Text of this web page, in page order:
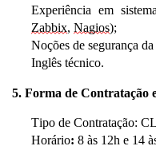
Experiência em
Zabbix, Nagios);
Noções de segurança
Inglês técnico.
5. Forma de Contratação
Tipo de Contratação:
Horário: 8 às 12h e 14